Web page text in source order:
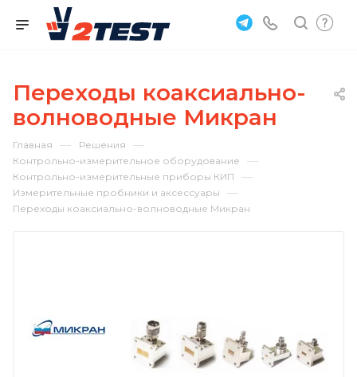
Переходы коаксиально-
волноводные Микран
Главная — Решения —
Контрольно-измерительное оборудование —
Контрольно-измерительные приборы КИП —
Измерительные пробники и аксессуары —
Переходы коаксиально-волноводные Микран